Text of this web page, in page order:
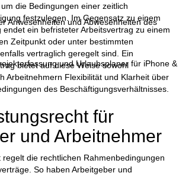
Anwesenheiten und Abwesenheiten des
und Urlaubsplaner für iPhone &
die Bedingungen einer zeitlich
festzulegen. Im Gegensatz zu einem
endet ein befristeter Arbeitsvertrag zu einem
Zeitpunkt oder unter bestimmten
vertraglich geregelt sind. Ein
bietet auf diese Weise sowohl
Arbeitnehmern Flexibilität und Klarheit über
des Beschäftigungsverhältnisses.
für
und Arbeitnehmer
regelt die rechtlichen Rahmenbedingungen
So haben Arbeitgeber und